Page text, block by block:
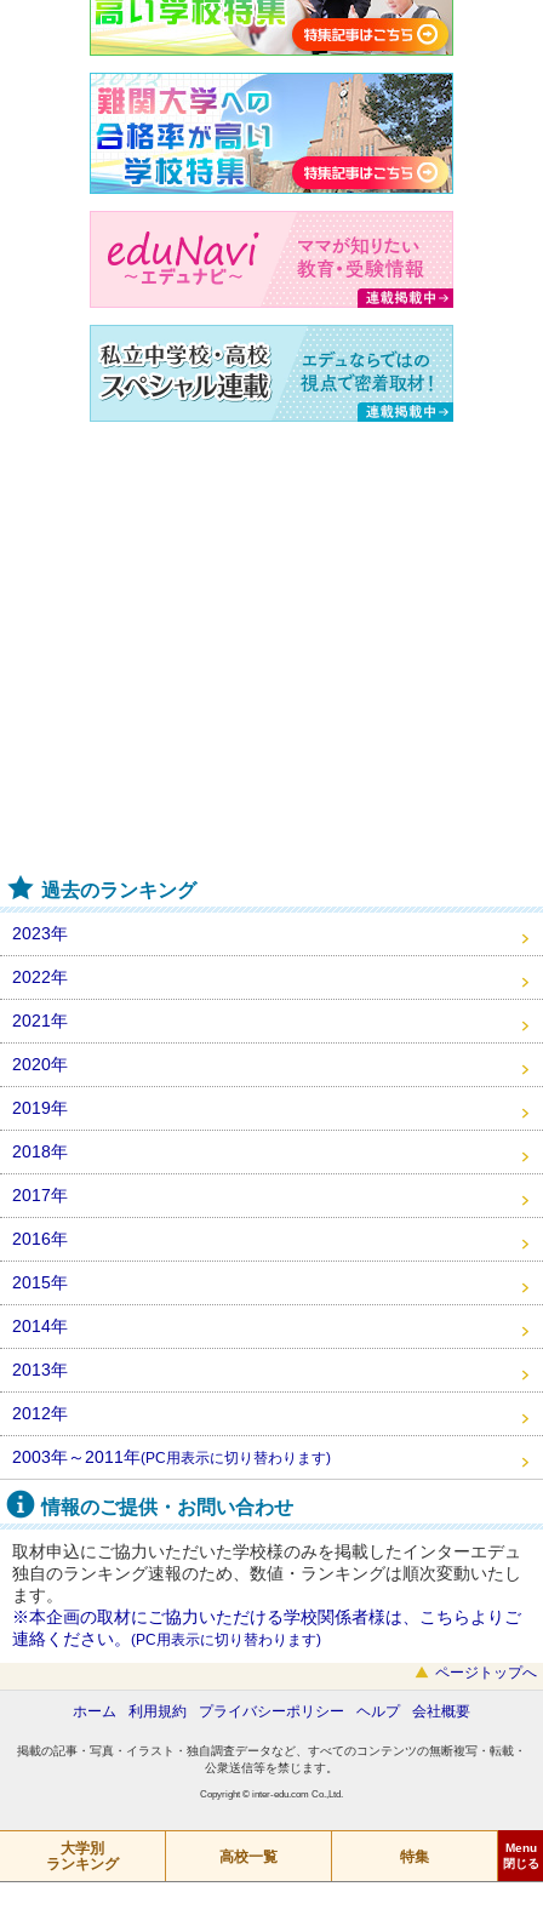
大学別
ランキング
高校一覧 特集 Menu
東大
京大
学力伸長度が高い学校
特集 難関大への合格率が高い学校
過去のランキング
2023年
2022年
2021年
2020年
2019年
2018年
2017年
2016年
2015年
2014年
2013年
2012年
2003年～2011年(PC用表示に切り替わります)
情報のご提供・お問い合わせ
取材申込にご協力いただいた学校様のみを掲載したインターエデュ
独自のランキング速報のため、数値・ランキングは順次変動いたし
ます。
※本企画の取材にご協力いただける学校関係者様は、こちらよりご
連絡ください。 (PC用表示に切り替わります)
ページトップへ
ホーム 利用規約 プライバシーポリシー ヘルプ 会社概要
掲載の記事・写真・イラスト・独自調査データなど、すべてのコンテンツの無断複写・転載・
公衆送信等を禁じます。
Copyright © inter-edu.com Co.,Ltd.